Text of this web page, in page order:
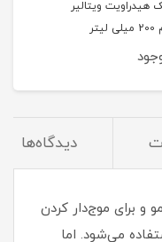
ویتالیر
دیدگاه‌ها
و برای موج‌دار کردن
می‌شود. اما